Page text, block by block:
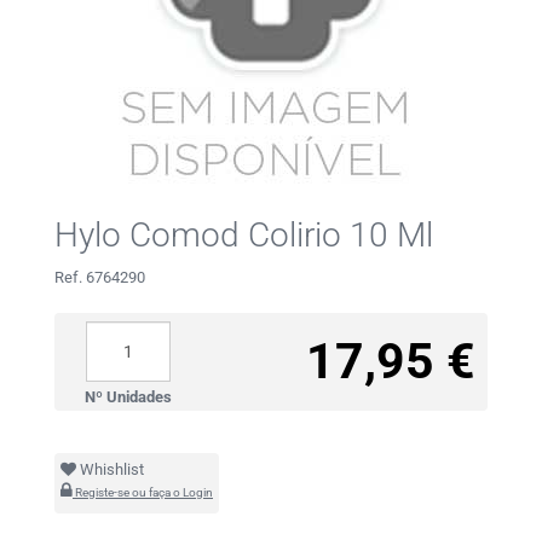
Hylo Comod Colirio 10 Ml
Ref. 6764290
17,95 €
Nº Unidades
Whishlist
Registe-se ou faça o Login